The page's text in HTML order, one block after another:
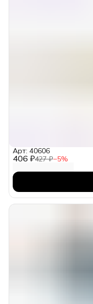
406 ₽427 ₽−5%
Арт: 40606